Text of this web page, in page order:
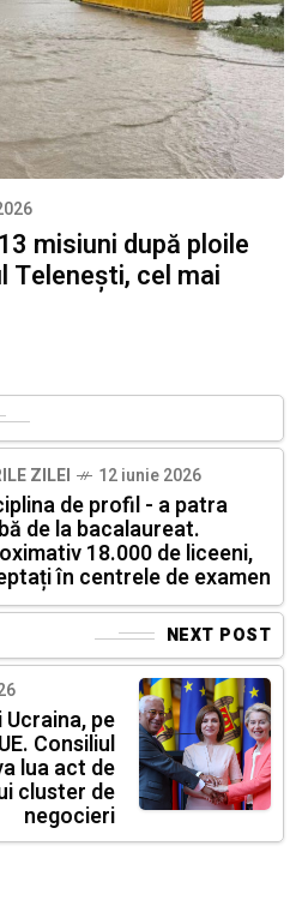
misiuni după ploile
Telenești, cel mai
ZILEI 12 iunie 2026
de profil - a patra
de la bacalaureat.
18.000 de liceeni,
în centrele de examen
NEXT POST
pe
Consiliul
lua act de
cluster de
negocieri